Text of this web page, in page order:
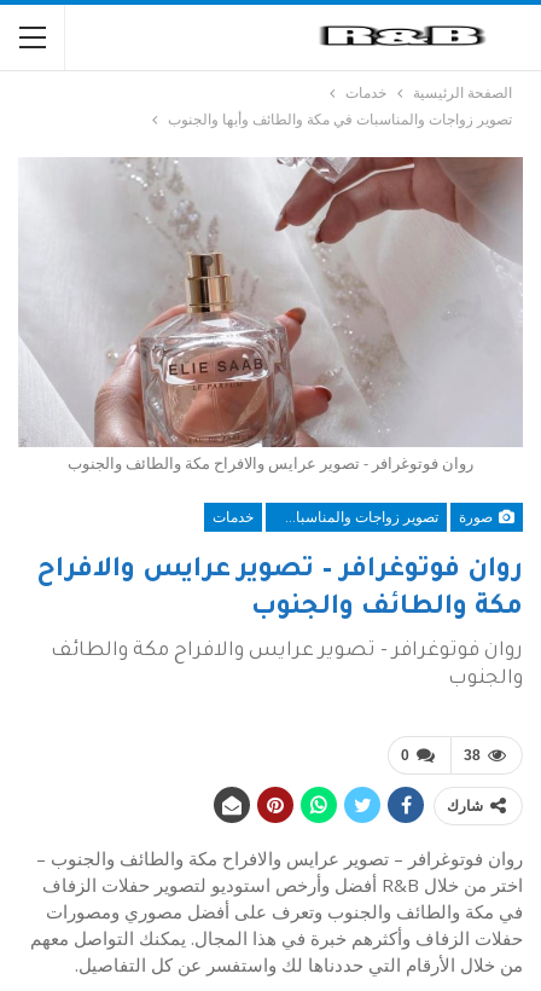
الصفحة الرئيسية
خدمات
تصوير زواجات والمناسبات في مكة والطائف وأبها والجنوب
روان فوتوغرافر - تصوير عرايس والافراح مكة والطائف والجنوب
صورة خدمات
روان فوتوغرافر – تصوير عرايس والافراح
مكة والطائف والجنوب
روان فوتوغرافر - تصوير عرايس والافراح مكة والطائف
والجنوب
0 38
شارك
روان فوتوغرافر – تصوير عرايس والافراح مكة والطائف والجنوب –
اختر من خلال R&B أفضل وأرخص استوديو لتصوير حفلات الزفاف
في مكة والطائف والجنوب وتعرف على أفضل مصوري ومصورات
حفلات الزفاف وأكثرهم خبرة في هذا المجال. يمكنك التواصل معهم
من خلال الأرقام التي حددناها لك واستفسر عن كل التفاصيل.